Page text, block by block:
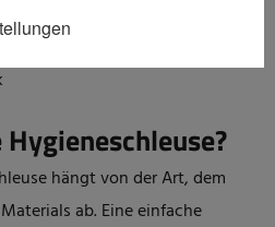
einen Echtzeit-Einblick, ohne
abhängig zu sein.
hängt von der Art, dem
ab. Eine einfache